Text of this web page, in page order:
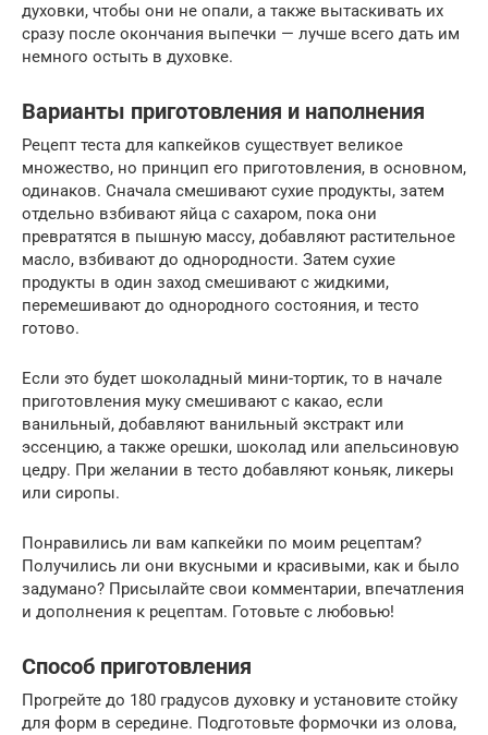
духовки, чтобы они не опали, а также вытаскивать их
сразу после окончания выпечки — лучше всего дать им
немного остыть в духовке.
Варианты приготовления и наполнения
Рецепт теста для капкейков существует великое
множество, но принцип его приготовления, в основном,
одинаков. Сначала смешивают сухие продукты, затем
отдельно взбивают яйца с сахаром, пока они
превратятся в пышную массу, добавляют растительное
масло, взбивают до однородности. Затем сухие
продукты в один заход смешивают с жидкими,
перемешивают до однородного состояния, и тесто
готово.
Если это будет шоколадный мини-тортик, то в начале
приготовления муку смешивают с какао, если
ванильный, добавляют ванильный экстракт или
эссенцию, а также орешки, шоколад или апельсиновую
цедру. При желании в тесто добавляют коньяк, ликеры
или сиропы.
Понравились ли вам капкейки по моим рецептам?
Получились ли они вкусными и красивыми, как и было
задумано? Присылайте свои комментарии, впечатления
и дополнения к рецептам. Готовьте с любовью!
Способ приготовления
Прогрейте до 180 градусов духовку и установите стойку
для форм в середине. Подготовьте формочки из олова,